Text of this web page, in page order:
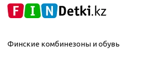
Финские комбинезоны и обувь